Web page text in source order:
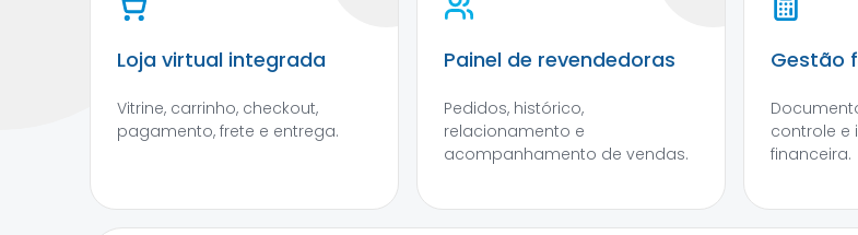
Loja virtual integrada
Vitrine, carrinho, checkout,
pagamento, frete e entrega.
Painel de revendedoras
Pedidos, histórico,
relacionamento e
acompanhamento de vendas.
Gestão
controle e
financeira.